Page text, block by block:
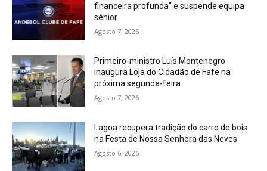
financeira profunda” e suspende equipa
sénior
Agosto 7, 2026
Primeiro-ministro Luís Montenegro
inaugura Loja do Cidadão de Fafe na
próxima segunda-feira
Agosto 7, 2026
Lagoa recupera tradição do carro de bois
na Festa de Nossa Senhora das Neves
Agosto 6, 2026